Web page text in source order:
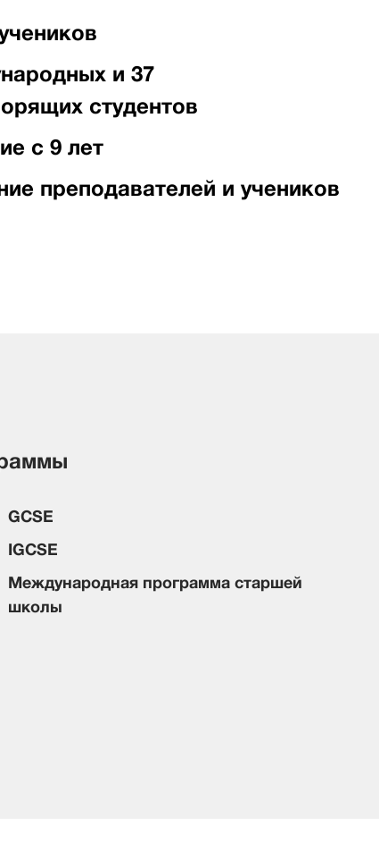
и 37
студентов
с 9 лет
преподавателей и учеников
GCSE
IGCSE
Международная программа старшей
школы